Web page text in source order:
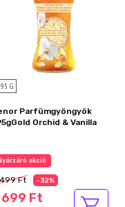
G
Parfümgyöngyök
Orchid & Vanilla
akció
Ft -32%
699 Ft